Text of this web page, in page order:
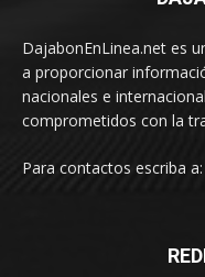
DajabonEnLinea.net es
a proporcionar
nacionales e
comprometidos con la
Para contactos escriba a: